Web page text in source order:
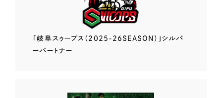
「岐阜スゥープス （2025-26SEASON）」 シルバ
ーパートナー